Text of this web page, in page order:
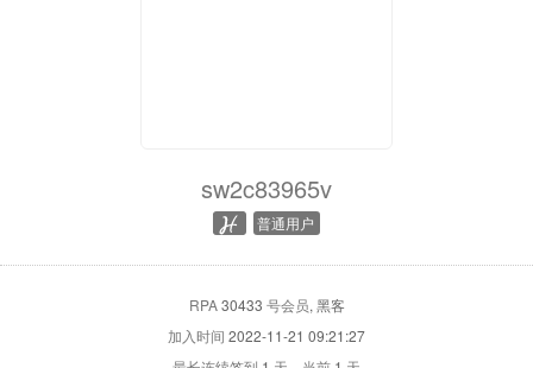
sw2c83965v
普通用户
RPA30433 号会员, 黑客
加入时间 2022-11-21 09:21:27